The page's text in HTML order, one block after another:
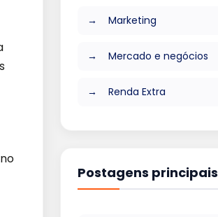
Marketing
Mercado e negócios
Renda Extra
Postagens principais